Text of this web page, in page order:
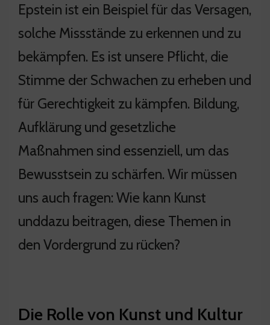
Epstein ist ein Beispiel für das Versagen,
solche Missstände zu erkennen und zu
bekämpfen. Es ist unsere Pflicht, die
Stimme der Schwachen zu erheben und
für Gerechtigkeit zu kämpfen. Bildung,
Aufklärung und gesetzliche
Maßnahmen sind essenziell, um das
Bewusstsein zu schärfen. Wir müssen
uns auch fragen: Wie kann Kunst
unddazu beitragen, diese Themen in
den Vordergrund zu rücken?
Die Rolle von Kunst und Kultur